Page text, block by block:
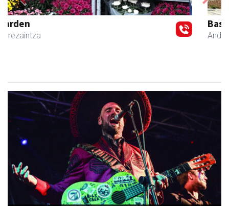
Bastero Kulturgunea
Andoain - Kulturguneak
Previous Next